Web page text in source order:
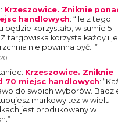
: Krzeszowice. Zniknie
handlowych: “Ile z tego
będzie korzystało, w sumie 5
targowiska korzysta każdy i
nie powinna być…”
: Krzeszowice. Zniknie
70 miejsc handlowych: “
do swoich wyborów.
markowy też w wielu
jest produkowany w
”